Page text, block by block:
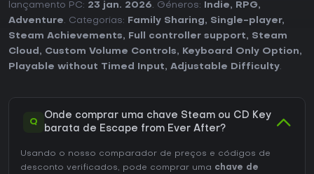
lançamento PC: 23 jan. 2026. Géneros: Indie, RPG,
Adventure. Categorias: Family Sharing, Single-player,
Steam Achievements, Full controller support, Steam
Cloud , Custom Volume Controls, Keyboard Only Option,
Playable without Timed Input, Adjustable Difficulty.
Q
Onde comprar uma chave Steam ou CD Key
barata de Escape from Ever After?
Usando o nosso comparador de preços e códigos de
desconto verificados, pode comprar uma chave de